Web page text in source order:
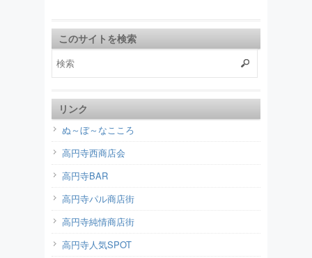
このサイトを検索
リンク
ぬ～ぼ～なこころ
高円寺西商店会
高円寺BAR
高円寺パル商店街
高円寺純情商店街
高円寺人気SPOT